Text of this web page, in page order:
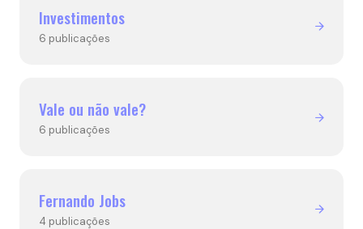
Investimentos
6 publicações
Vale ou não vale?
6 publicações
Fernando Jobs
4 publicações